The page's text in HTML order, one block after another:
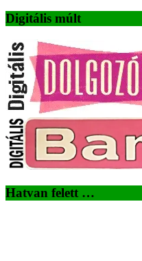
Digitális múlt
Hatvan felett …